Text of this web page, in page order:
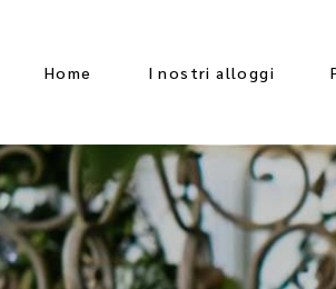
Home I nostri alloggi